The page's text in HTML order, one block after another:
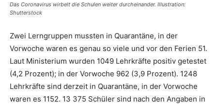
Das Coronavirus wirbelt die Schulen weiter durcheinander. Illustration:
Shutterstock
Zwei Lerngruppen mussten in Quarantäne, in der
Vorwoche waren es genau so viele und vor den Ferien 51.
Laut Ministerium wurden 1049 Lehrkräfte positiv getestet
(4,2 Prozent); in der Vorwoche 962 (3,9 Prozent). 1248
Lehrkräfte sind derzeit in Quarantäne, in der Vorwoche
waren es 1152. 13 375 Schüler sind nach den Angaben in